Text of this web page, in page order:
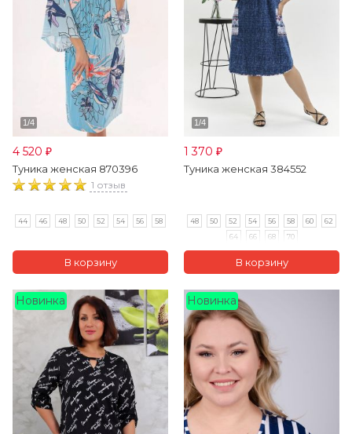
4 520 ₽
Туника женская 870396
1 отзыв
44 46 48 50 52 54 56 58
1 370 ₽
Туника женская 384552
48 50 52 54 56 58 60
62
64
66 68 70
Новинка Новинка